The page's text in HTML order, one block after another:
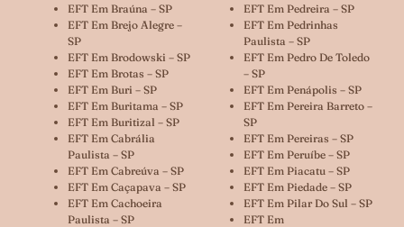
EFT Em Braúna – SP
EFT Em Brejo Alegre –
SP
EFT Em Brodowski – SP
EFT Em Brotas – SP
EFT Em Buri – SP
EFT Em Buritama – SP
EFT Em Buritizal – SP
EFT Em Cabrália
Paulista – SP
EFT Em Cabreúva – SP
EFT Em Caçapava – SP
EFT Em Cachoeira
Paulista – SP
EFT Em Pedreira – SP
EFT Em Pedrinhas
Paulista – SP
EFT Em Pedro De Toledo
– SP
EFT Em Penápolis – SP
EFT Em Pereira Barreto –
SP
EFT Em Pereiras – SP
EFT Em Peruíbe – SP
EFT Em Piacatu – SP
EFT Em Piedade – SP
EFT Em Pilar Do Sul – SP
EFT Em